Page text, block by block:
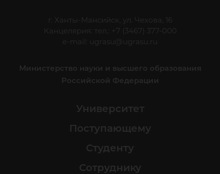
г. Ханты-Мансийск, ул. Чехова, 16
Канцелярия: тел.: +7 (3467) 377-000
e-mail:
ugrasu@ugrasu.ru
Министерство науки и высшего образования
Российской Федерации
Университет
Поступающему
Студенту
Сотруднику